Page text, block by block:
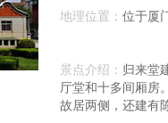
地理位置： 位于厦
景点介绍： 归来堂
厅堂和十多间厢房
故居两侧，还建有